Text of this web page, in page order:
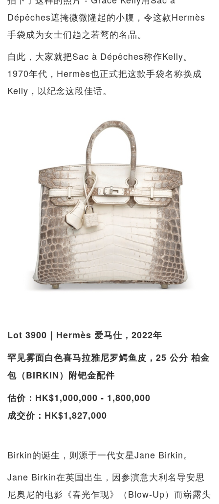
Dépêches遮掩微微隆起的小腹，令这款Hermès
手袋成为女士们趋之若鹜的名品。
自此，大家就把Sac à Dépêches称作Kelly。
1970年代，Hermès也正式把这款手袋名称换成
Kelly，以纪念这段佳话。
Lot 3900｜Hermès 爱马仕，2022年
罕见雾面白色喜马拉雅尼罗鳄鱼皮，25 公分 柏金
包（BIRKIN）附钯金配件
估价：HK$1,000,000 - 1,800,000
成交价：HK$1,827,000
Birkin的诞生，则源于一代女星Jane Birkin。
Jane Birkin在英国出生，因参演意大利名导安思
尼奥尼的电影《春光乍现》（Blow-Up）而崭露头